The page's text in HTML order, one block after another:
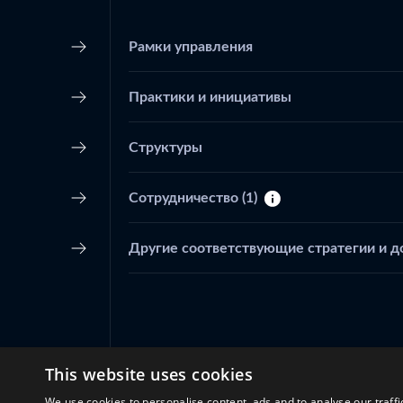
Рамки управления
Практики и инициативы
Структуры
Сотрудничество (1)
Другие соответствующие стратегии и
This website uses cookies